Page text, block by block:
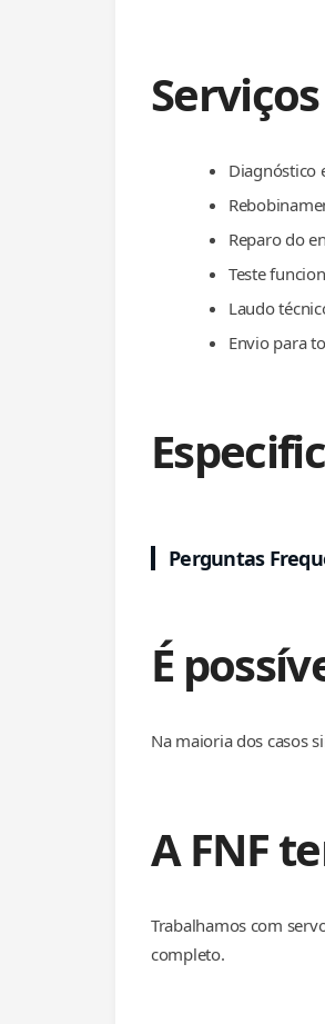
Diagnóstico
Reparo do
Teste
Laudo
Envio para
Perguntas
É
Na maioria dos casos
A FNF
Trabalhamos com
completo.